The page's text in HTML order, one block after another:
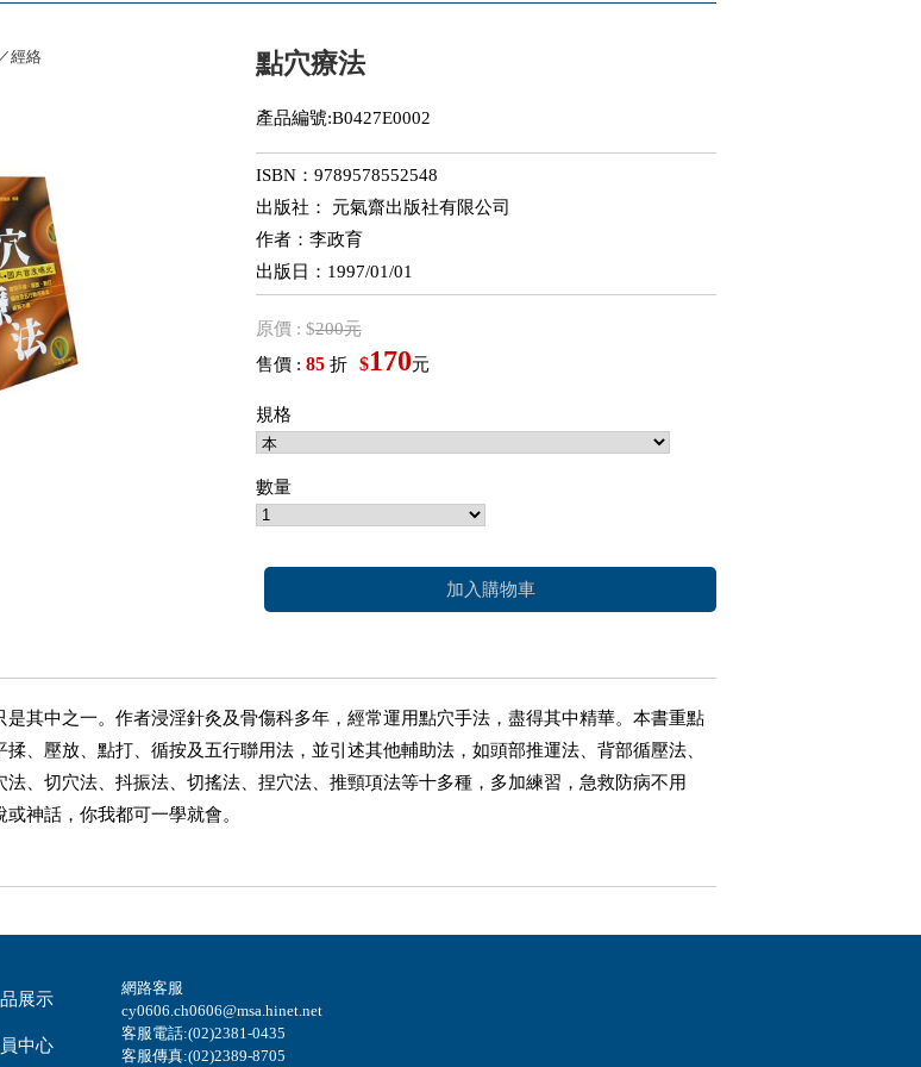
經絡 點穴療法
產品編號:B0427E0002
ISBN：9789578552548
出版社： 元氣齋出版社有限公司
作者：李政育
出版日：1997/01/01
原價 : $200元
售價 : 85折 $170元
規格
數量
加入購物車
是其中之一。作者浸淫針灸及骨傷科多年，經常運用點穴手法，盡得其中精華。本書重點
、壓放、點打、循按及五行聯用法，並引述其他輔助法，如頭部推運法、背部循壓法、
法、切穴法、抖振法、切搖法、捏穴法、推頸項法等十多種，多加練習，急救防病不用
神話，你我都可一學就會。
展示
中心
網路客服
cy0606.ch0606@msa.hinet.net
客服電話:(02)2381-0435
客服傳真:(02)2389-8705